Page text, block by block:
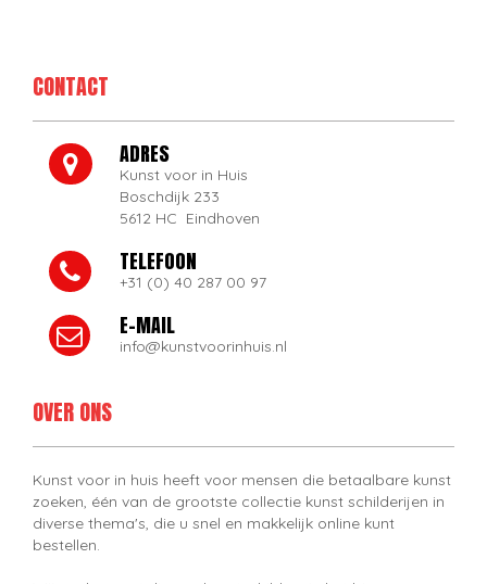
CONTACT
ADRES
Kunst voor in Huis
Boschdijk 233
5612 HC Eindhoven
TELEFOON
+31 (0) 40 287 00 97
E-MAIL
info@kunstvoorinhuis.nl
OVER ONS
Kunst voor in huis heeft voor mensen die betaalbare kunst
zoeken, één van de grootste collectie kunst schilderijen in
diverse thema's, die u snel en makkelijk online kunt
bestellen.